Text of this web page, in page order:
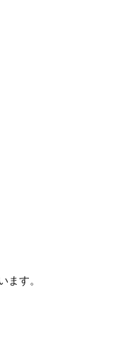
ます。